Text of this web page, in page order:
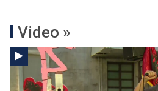
Video »